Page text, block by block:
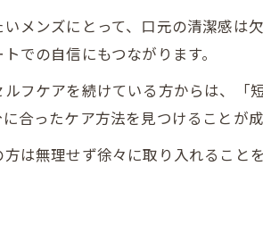
メンズにとって、口元の清潔感は
での自信にもつながります。
フケアを続けている方からは、「
合ったケア方法を見つけることが成
は無理せず徐々に取り入れること